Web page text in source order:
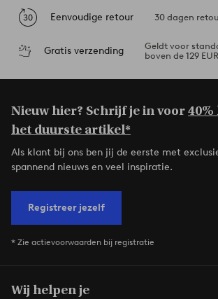
Eenvoudige retour 30 dagen
Gratis verzending
Geldt voor
boven de 129 EUR
Nieuw hier? Schrijf je in voor
het duurste artikel*
Als klant bij ons ben jij de eerste met
spannend nieuws en veel inspiratie.
Registreer jezelf
* Zie actievoorwaarden bij registratie
Wij helpen je